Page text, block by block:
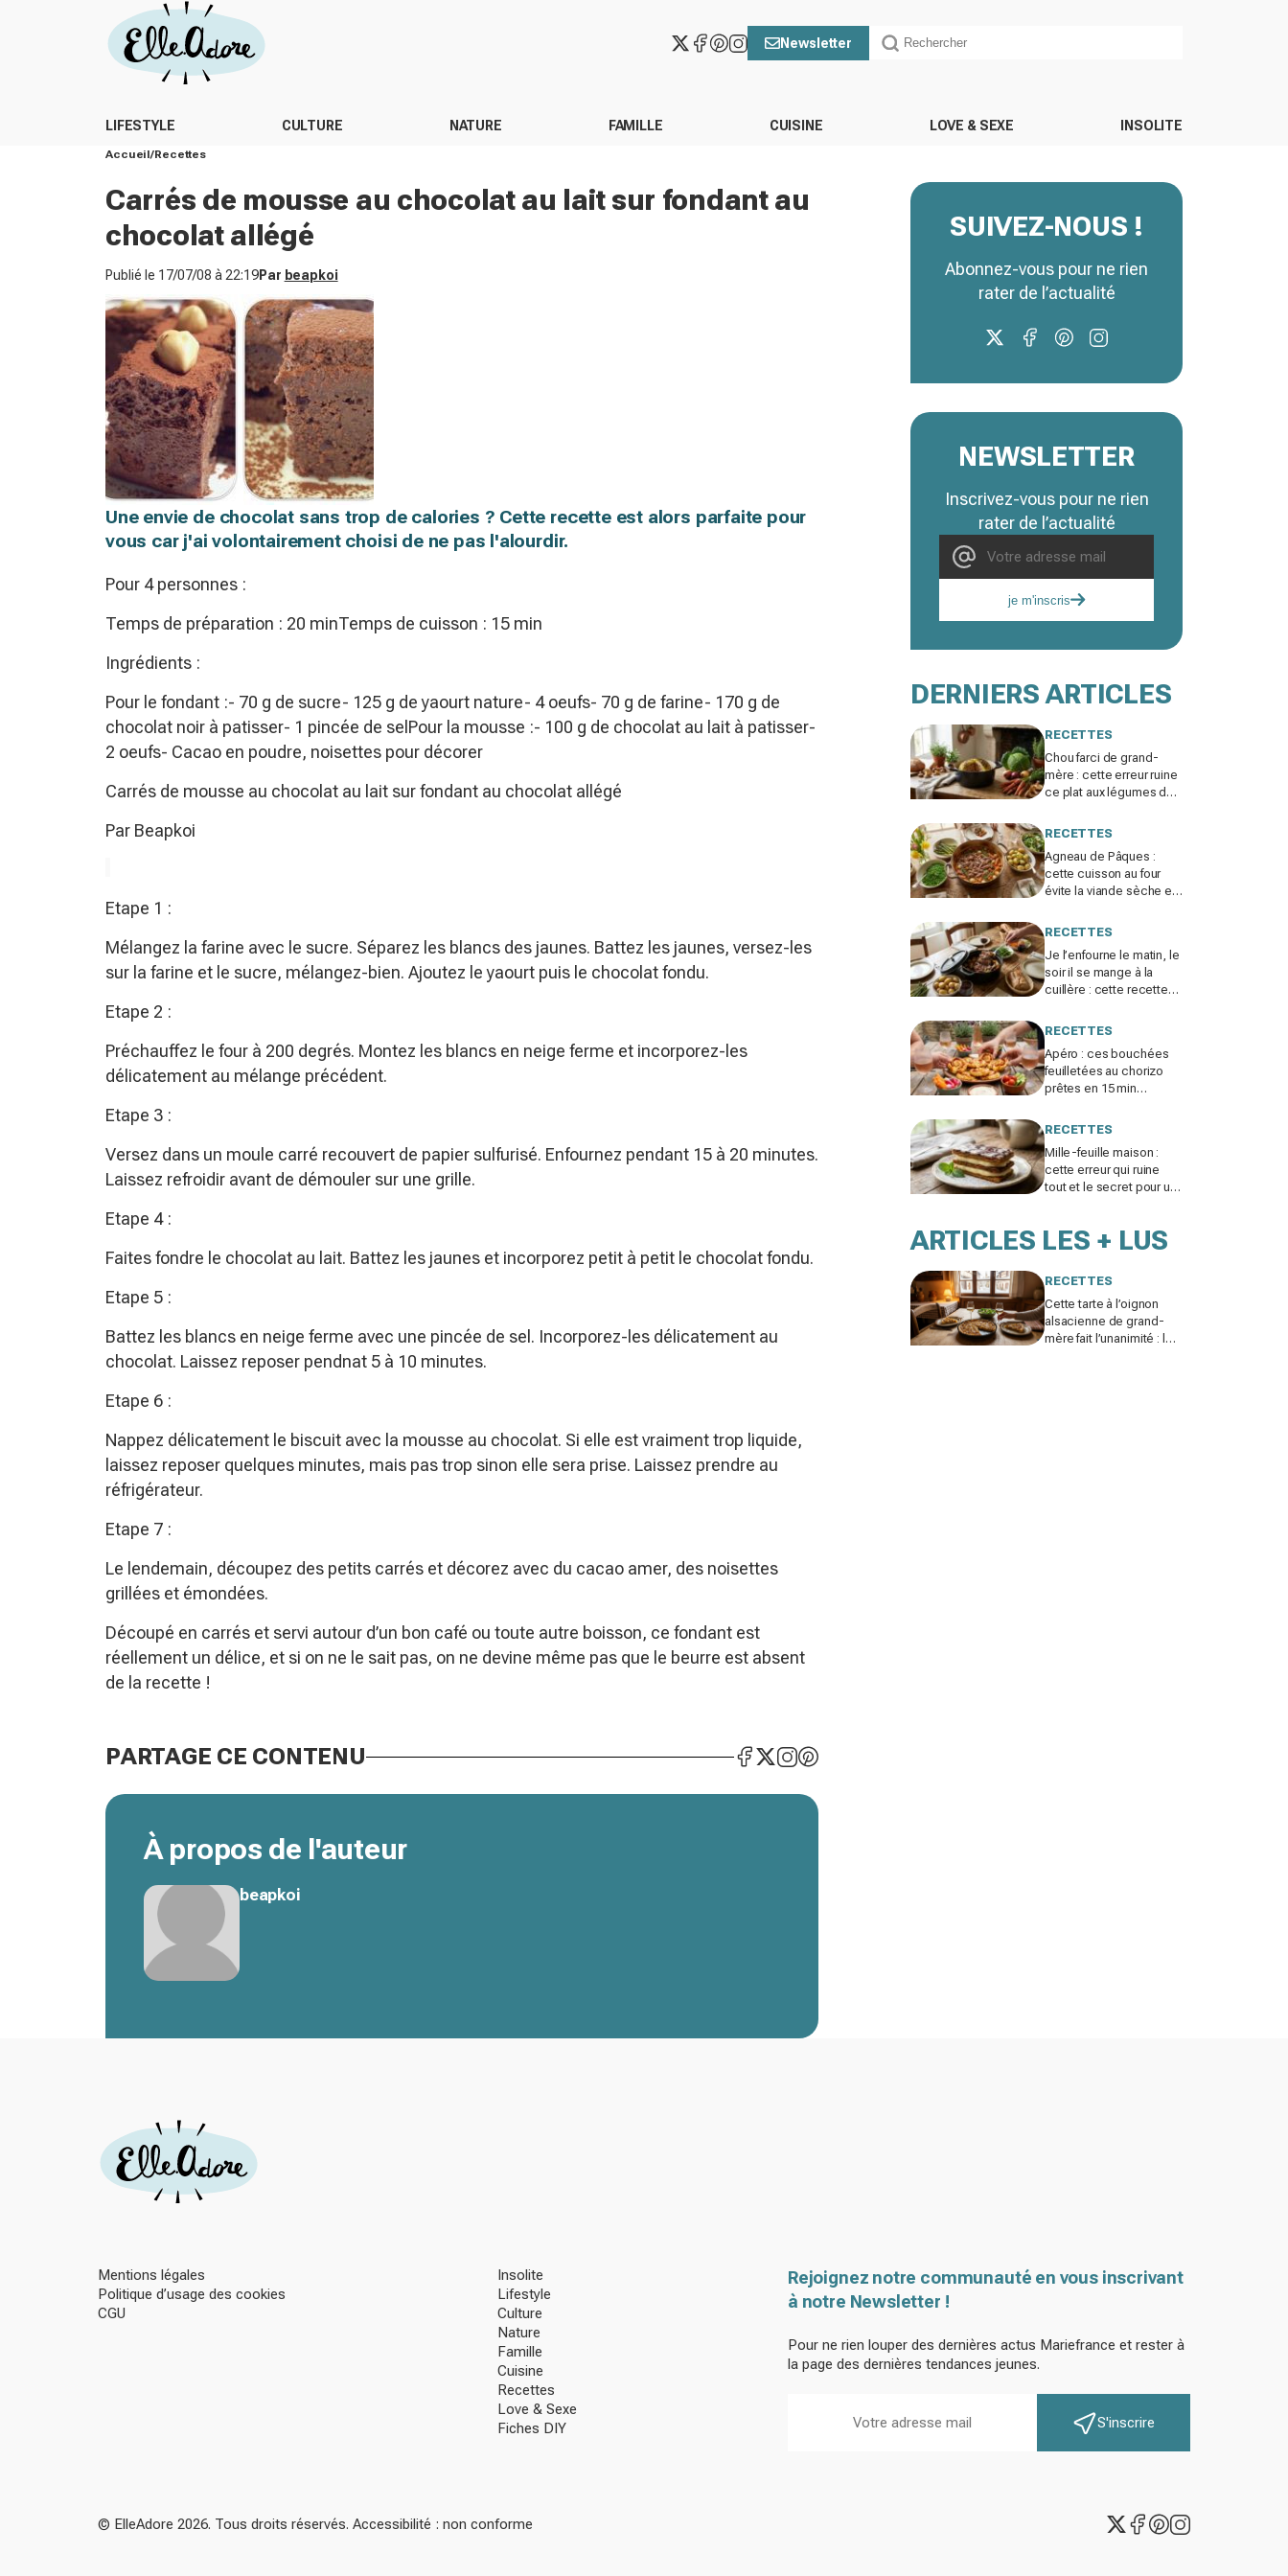
Newsletter
LIFESTYLE CULTURE NATURE FAMILLE CUISINE LOVE & SEXE INSOLITE
Accueil Recettes
Carrés de mousse au chocolat au lait sur fondant au
chocolat allégé
Publié le 17/07/08 à 22:19Par beapkoi
Une envie de chocolat sans trop de calories ? Cette recette est alors parfaite pour
vous car j'ai volontairement choisi de ne pas l'alourdir.
Pour 4 personnes :
Temps de préparation : 20 minTemps de cuisson : 15 min
Ingrédients :
Pour le fondant :- 70 g de sucre- 125 g de yaourt nature- 4 oeufs- 70 g de farine- 170 g de
chocolat noir à patisser- 1 pincée de selPour la mousse :- 100 g de chocolat au lait à patisser-
2 oeufs- Cacao en poudre, noisettes pour décorer
Carrés de mousse au chocolat au lait sur fondant au chocolat allégé
Par Beapkoi
Etape 1 :
Mélangez la farine avec le sucre. Séparez les blancs des jaunes. Battez les jaunes, versez-les
sur la farine et le sucre, mélangez-bien. Ajoutez le yaourt puis le chocolat fondu.
Etape 2 :
Préchauffez le four à 200 degrés. Montez les blancs en neige ferme et incorporez-les
délicatement au mélange précédent.
Etape 3 :
Versez dans un moule carré recouvert de papier sulfurisé. Enfournez pendant 15 à 20 minutes.
Laissez refroidir avant de démouler sur une grille.
Etape 4 :
Faites fondre le chocolat au lait. Battez les jaunes et incorporez petit à petit le chocolat fondu.
Etape 5 :
Battez les blancs en neige ferme avec une pincée de sel. Incorporez-les délicatement au
chocolat. Laissez reposer pendnat 5 à 10 minutes.
Etape 6 :
Nappez délicatement le biscuit avec la mousse au chocolat. Si elle est vraiment trop liquide,
laissez reposer quelques minutes, mais pas trop sinon elle sera prise. Laissez prendre au
réfrigérateur.
Etape 7 :
Le lendemain, découpez des petits carrés et décorez avec du cacao amer, des noisettes
grillées et émondées.
Découpé en carrés et servi autour d’un bon café ou toute autre boisson, ce fondant est
réellement un délice, et si on ne le sait pas, on ne devine même pas que le beurre est absent
de la recette !
PARTAGE CE CONTENU
À propos de l'auteur
beapkoi
SUIVEZ-NOUS !
Abonnez-vous pour ne rien
rater de l’actualité
NEWSLETTER
Inscrivez-vous pour ne rien
rater de l’actualité
je m'inscris
DERNIERS ARTICLES
RECETTES
Chou farci de grand-
mère : cette erreur ruine
ce plat aux légumes du
cet hiver
RECETTES
Agneau de Pâques :
cette cuisson au four
évite la viande sèche et
la mange à la cuillère
RECETTES
Je l’enfourne le matin, le
soir il se mange à la
cuillère : cette recette
vous obséder
RECETTES
Apéro : ces bouchées
feuilletées au chorizo
prêtes en 15 min
qu’elles sortent du four
RECETTES
Mille-feuille maison :
cette erreur qui ruine
tout et le secret pour un
fondant
ARTICLES LES + LUS
RECETTES
Cette tarte à l’oignon
alsacienne de grand-
mère fait l’unanimité : le
Mentions légales
Politique d’usage des cookies
CGU
Insolite
Lifestyle
Culture
Nature
Famille
Cuisine
Recettes
Love & Sexe
Fiches DIY
Rejoignez notre communauté en vous inscrivant
à notre Newsletter !
Pour ne rien louper des dernières actus Mariefrance et rester à
la page des dernières tendances jeunes.
S'inscrire
© ElleAdore 2026. Tous droits réservés. Accessibilité : non conforme